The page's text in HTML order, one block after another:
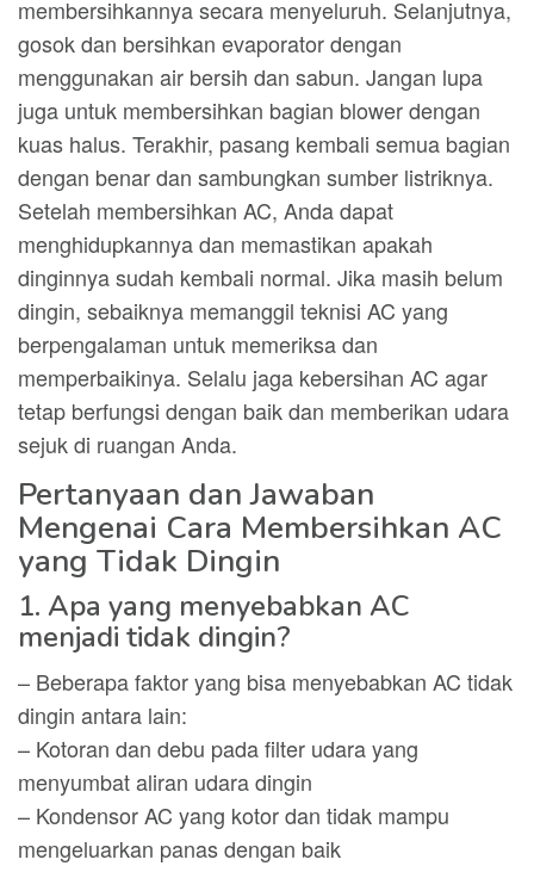
membersihkannya secara menyeluruh. Selanjutnya,
gosok dan bersihkan evaporator dengan
menggunakan air bersih dan sabun. Jangan lupa
juga untuk membersihkan bagian blower dengan
kuas halus. Terakhir, pasang kembali semua bagian
dengan benar dan sambungkan sumber listriknya.
Setelah membersihkan AC, Anda dapat
menghidupkannya dan memastikan apakah
dinginnya sudah kembali normal. Jika masih belum
dingin, sebaiknya memanggil teknisi AC yang
berpengalaman untuk memeriksa dan
memperbaikinya. Selalu jaga kebersihan AC agar
tetap berfungsi dengan baik dan memberikan udara
sejuk di ruangan Anda.
Pertanyaan dan Jawaban
Mengenai Cara Membersihkan AC
yang Tidak Dingin
1. Apa yang menyebabkan AC
menjadi tidak dingin?
– Beberapa faktor yang bisa menyebabkan AC tidak
dingin antara lain:
– Kotoran dan debu pada filter udara yang
menyumbat aliran udara dingin
– Kondensor AC yang kotor dan tidak mampu
mengeluarkan panas dengan baik